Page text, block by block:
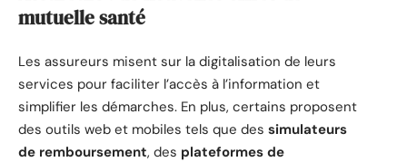
mutuelle santé
Les assureurs misent sur la digitalisation de leurs
services pour faciliter l’accès à l’information et
simplifier les démarches. En plus, certains proposent
des outils web et mobiles tels que des simulateurs
de remboursement, des plateformes de